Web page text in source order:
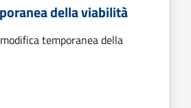
della viabilità
temporanea della